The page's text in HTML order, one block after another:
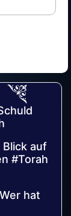
auf
#Torah
hat